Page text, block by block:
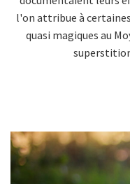
l'on attribue à
quasi magiques au